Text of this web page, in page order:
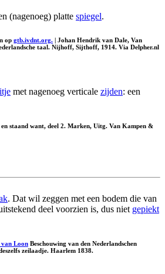
(nagenoeg) platte spiegel.
op gtb.ivdnt.org. | Johan Hendrik van Dale, Van
taal. Nijhoff, Sijthoff, 1914. Via Delpher.nl
met nagenoeg verticale zijden: een
en staand want, deel 2. Marken, Uitg. Van Kampen &
. Dat wil zeggen met een bodem die van
deel voorzien is, dus niet gepiekt
van Loon Beschouwing van den Nederlandschen
zeilaadje. Haarlem 1838.